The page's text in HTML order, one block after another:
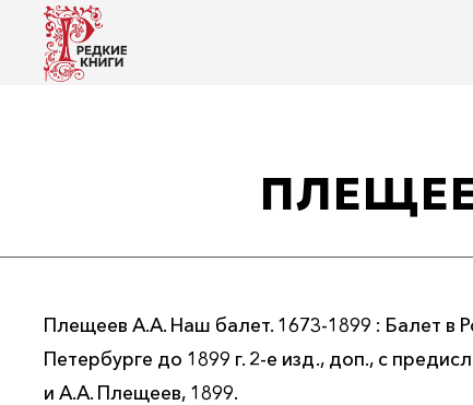
Плещеев А.А. Наш балет. 1673-1899 : Балет в
Петербурге до 1899 г. 2-е изд., доп., с
и А.А. Плещеев, 1899.